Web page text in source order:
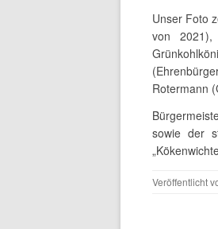
Unser Foto
von 2021),
Rotermann
sowie der
Veröffentlicht